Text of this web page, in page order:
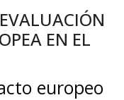
EN EL
europeo